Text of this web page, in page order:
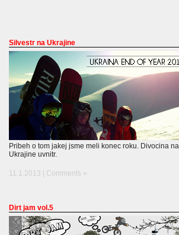
Silvestr na Ukrajine
Pribeh o tom jakej jsme meli konec roku. Divocina na
Ukrajine uvnitr.
11.1.2013 | Comments »
Dirt jam vol.5